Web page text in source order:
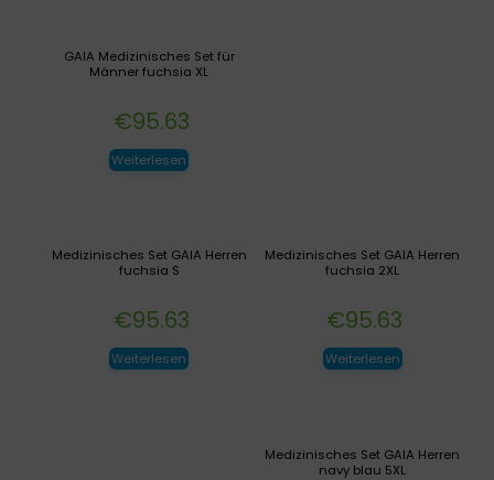
GAIA Medizinisches Set für
Männer fuchsia XL
€95.63
Weiterlesen
Medizinisches Set GAIA Herren
fuchsia 2XL
€95.63
Weiterlesen
Medizinisches Set GAIA Herren
fuchsia S
€95.63
Weiterlesen
Medizinisches Set GAIA Herren
navy blau 5XL